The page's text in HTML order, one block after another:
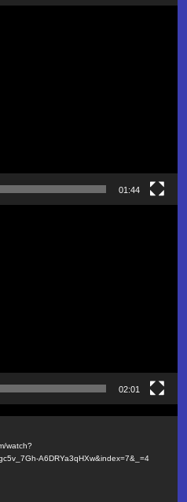
01:44
02:01
watch?
A6DRYa3qHXw&index=7&_=4